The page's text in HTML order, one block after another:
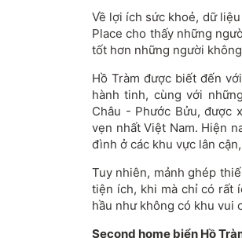
Về lợi ích sức khoẻ, dữ
Place cho thấy những
tốt hơn những người
Hồ Tràm được biết đến
hành tinh, cùng với
Châu - Phước Bửu, được
vẹn nhất Việt Nam. Hiện
đình ở các khu vực lân
Tuy nhiên, mảnh ghép
tiện ích, khi mà chỉ có rất
hầu như không có khu vui
Second home biển Hồ